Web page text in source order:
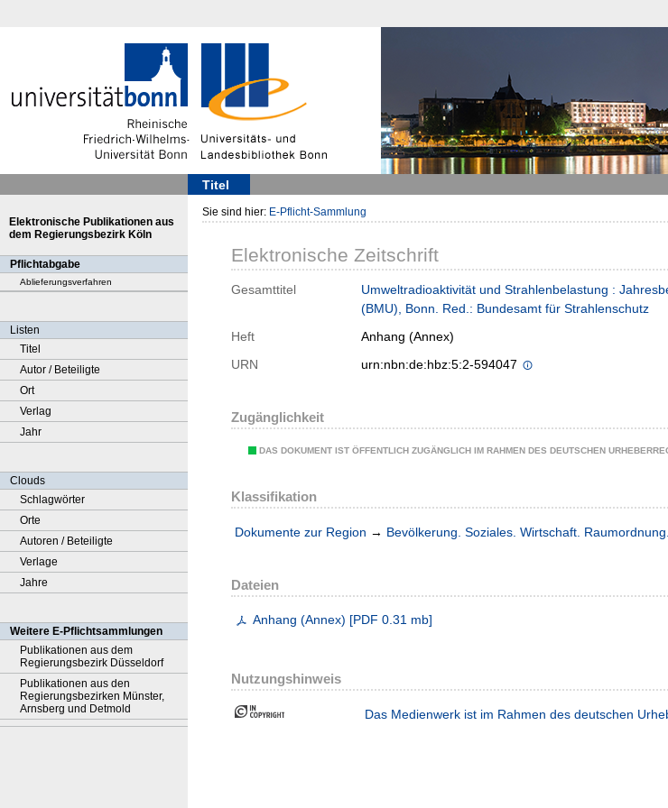
Titel
Elektronische Publikationen aus
dem Regierungsbezirk Köln
Pflichtabgabe
Ablieferungsverfahren
Listen
Titel
Autor / Beteiligte
Ort
Verlag
Jahr
Clouds
Schlagwörter
Orte
Autoren / Beteiligte
Verlage
Jahre
Weitere E-Pflichtsammlungen
Publikationen aus dem
Regierungsbezirk Düsseldorf
Publikationen aus den
Regierungsbezirken Münster,
Arnsberg und Detmold
Sie sind hier: E-Pflicht-Sammlung
Elektronische Zeitschrift
Gesamttitel
Umweltradioaktivität und Strahlenbelastung :
(BMU), Bonn. Red.: Bundesamt für Strahlenschutz
Heft
Anhang (Annex)
URN
urn:nbn:de:hbz:5:2-594047
Zugänglichkeit
DAS DOKUMENT IST ÖFFENTLICH ZUGÄNGLICH IM RAHMEN DES DEUTSCHEN
Klassifikation
Dokumente zur Region → Bevölkerung. Soziales. Wirtschaft.
Dateien
Anhang (Annex) [PDF 0.31 mb]
Nutzungshinweis
Das Medienwerk ist im Rahmen des deutschen